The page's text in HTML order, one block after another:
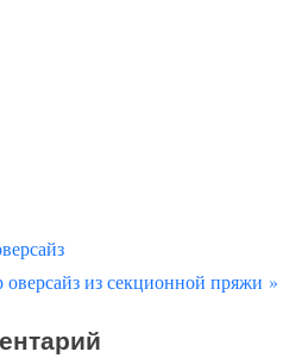
оверсайз из секционной пряжи